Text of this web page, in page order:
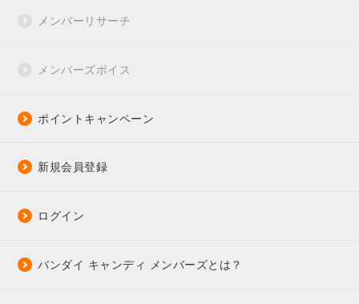
メンバーリサーチ
メンバーズボイス
ポイントキャンペーン
新規会員登録
ログイン
バンダイ キャンディ メンバーズとは？